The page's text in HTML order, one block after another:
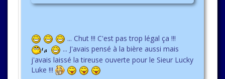
... Chut !!! C'est pas trop légal ça !!!
... J'avais pensé à la bière aussi mais
j'avais laissé la tireuse ouverte pour le Sieur Lucky
Luke !!!